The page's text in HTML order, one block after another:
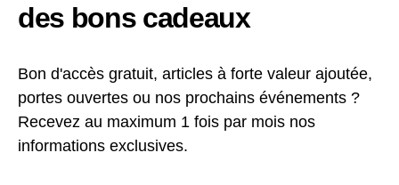
des bons cadeaux
Bon d'accès gratuit, articles à forte valeur ajoutée,
portes ouvertes ou nos prochains événements ?
Recevez au maximum 1 fois par mois nos
informations exclusives.